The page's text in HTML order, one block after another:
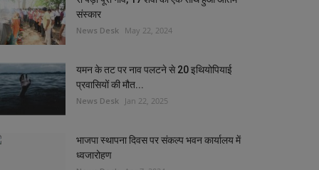
संस्कार
News Desk May 22, 2024
यमन के तट पर नाव पलटने से 20 इथियोपियाई
प्रवासियों की मौत...
News Desk Jan 22, 2025
भाजपा स्थापना दिवस पर संकल्प भवन कार्यालय में
ध्वजारोहण